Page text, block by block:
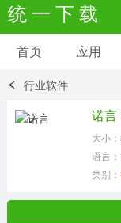
统 一 下 载
安卓应用
首页 应用
行业软件
诺言
大小
语言
类别：